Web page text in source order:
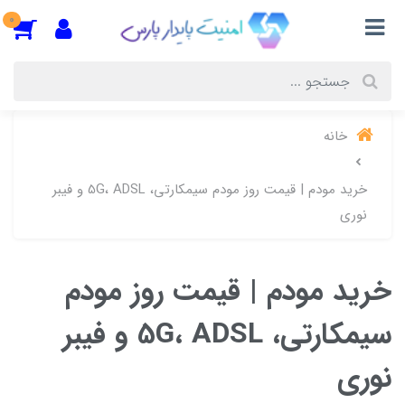
0
خانه
خرید مودم | قیمت روز مودم سیمکارتی، 5G، ADSL و فیبر
نوری
خرید مودم | قیمت روز مودم
سیمکارتی، 5G، ADSL و فیبر
نوری